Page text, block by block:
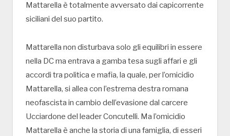
Mattarella è totalmente avversato dai capicorrente
siciliani del suo partito.
Mattarella non disturbava solo gli equilibri in essere
nella DC ma entrava a gamba tesa sugli affari e gli
accordi tra politica e mafia, la quale, per l’omicidio
Mattarella, si allea con l’estrema destra romana
neofascista in cambio dell’evasione dal carcere
Ucciardone del leader Concutelli. Ma l’omicidio
Mattarella è anche la storia di una famiglia, di esseri